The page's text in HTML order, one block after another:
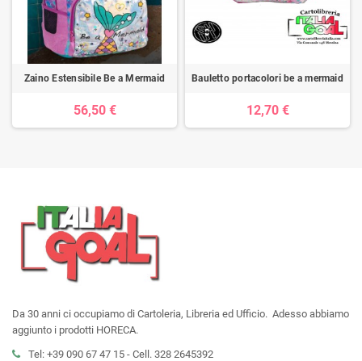
Zaino Estensibile Be a Mermaid
56,50 €
Bauletto portacolori be a mermaid
12,70 €
Da 30 anni ci occupiamo di Cartoleria, Libreria ed Ufficio. Adesso abbiamo
aggiunto i prodotti HORECA.
Tel: +39 090 67 47 15 - Cell. 328 2645392